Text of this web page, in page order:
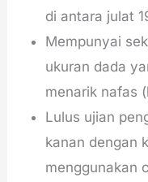
di antara julat
Mempunyai
ukuran dada
menarik nafas
Lulus ujian
kanan dengan
menggunakan